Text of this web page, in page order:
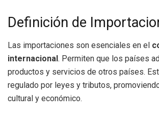
Definición de
Las importaciones son esenciales en el
internacional. Permiten que los países
productos y servicios de otros países.
regulado por leyes y tributos,
cultural y económico.